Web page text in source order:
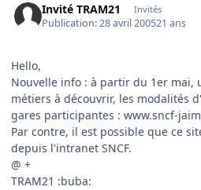
Invité TRAM21 Invités
Publication:28 avril 200521 ans
Hello,
Nouvelle info : à partir du 1er mai,
métiers à découvrir, les modalités
gares participantes : www.sncf-
Par contre, il est possible que ce
depuis l'intranet SNCF.
@ +
TRAM21 :buba: